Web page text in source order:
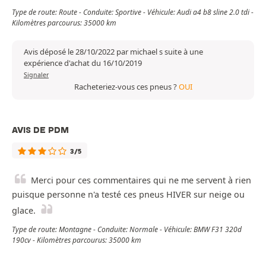
Type de route: Route - Conduite: Sportive - Véhicule: Audi a4 b8 sline 2.0 tdi -
Kilomètres parcourus: 35000 km
Avis déposé le 28/10/2022 par michael s suite à une
expérience d'achat du 16/10/2019
Signaler
Racheteriez-vous ces pneus ?OUI
AVIS DE PDM
3/5
Merci pour ces commentaires qui ne me servent à rien
puisque personne n'a testé ces pneus HIVER sur neige ou
glace.
Type de route: Montagne - Conduite: Normale - Véhicule: BMW F31 320d
190cv - Kilomètres parcourus: 35000 km